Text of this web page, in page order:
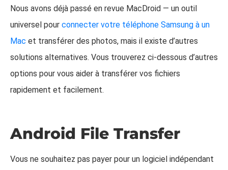
Nous avons déjà passé en revue MacDroid — un outil
universel pour connecter votre téléphone Samsung à un
Mac et transférer des photos, mais il existe d’autres
solutions alternatives. Vous trouverez ci-dessous d’autres
options pour vous aider à transférer vos fichiers
rapidement et facilement.
Android File Transfer
Vous ne souhaitez pas payer pour un logiciel indépendant